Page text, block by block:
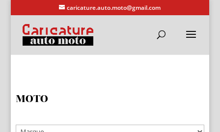
caricature.auto.moto@gmail.com
MOTO